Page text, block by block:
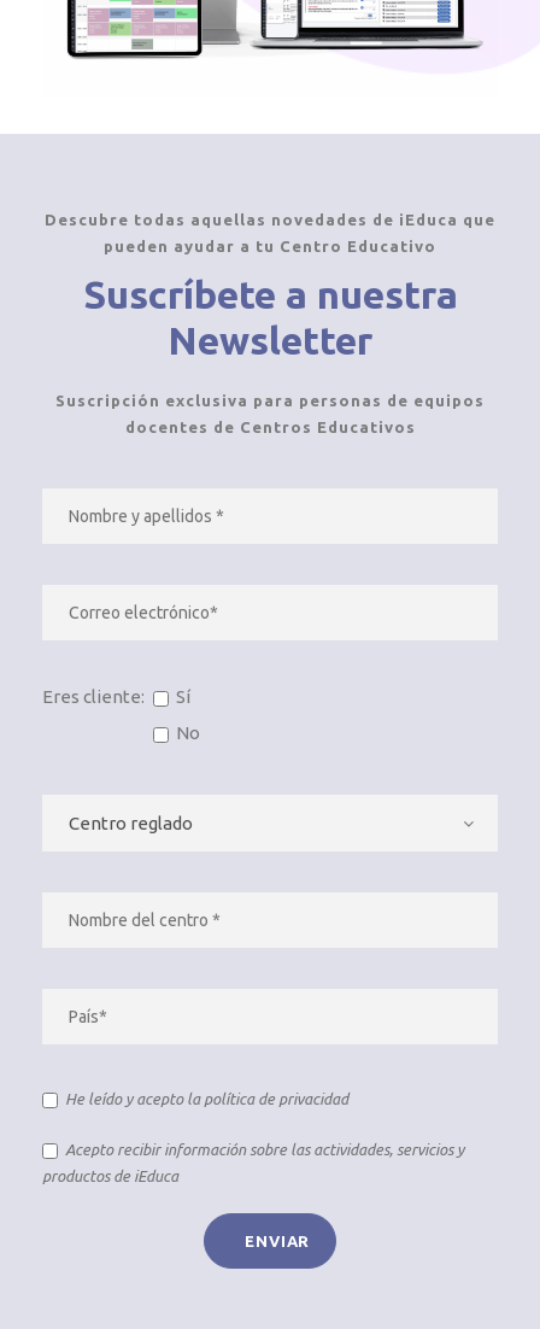
Descubre todas aquellas novedades de iEduca que
pueden ayudar a tu Centro Educativo
Suscríbete a nuestra
Newsletter
Suscripción exclusiva para personas de equipos
docentes de Centros Educativos
Eres cliente:
Sí
No
He leído y acepto la política de privacidad
Acepto recibir información sobre las actividades, servicios y
productos de iEduca